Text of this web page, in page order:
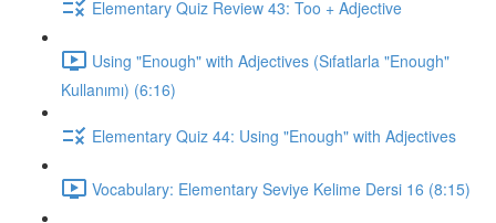
Elementary Quiz Review 43: Too + Adjective
Using "Enough" with Adjectives (Sıfatlarla "Enough"
Kullanımı) (6:16)
Elementary Quiz 44: Using "Enough" with Adjectives
Vocabulary: Elementary Seviye Kelime Dersi 16 (8:15)